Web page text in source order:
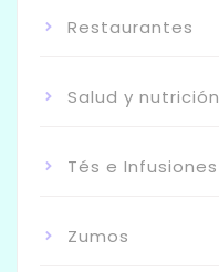
Restaurantes
Salud y nutrición
Tés e Infusiones
Zumos